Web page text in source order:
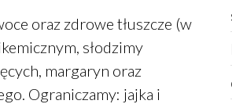
oraz zdrowe tłuszcze (w
słodzimy
margaryn oraz
Ograniczamy: jajka i